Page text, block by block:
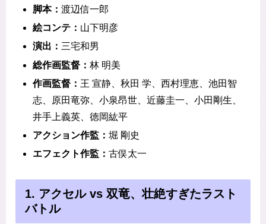
脚本：渡辺信一郎
絵コンテ： 山下明彦
演出：三宅和男
総作画監督：林 明美
作画監督： 王 宣静、秋田 学、西村理恵、池田智
志、原田竜弥、小泉昂世、近藤圭一、小田剛生、
井手上義英、徳岡紘平
アクション作監：堀 剛史
エフェクト作監：古俣太一
1. アクセル vs 双竜、壮絶すぎたラスト
バトル